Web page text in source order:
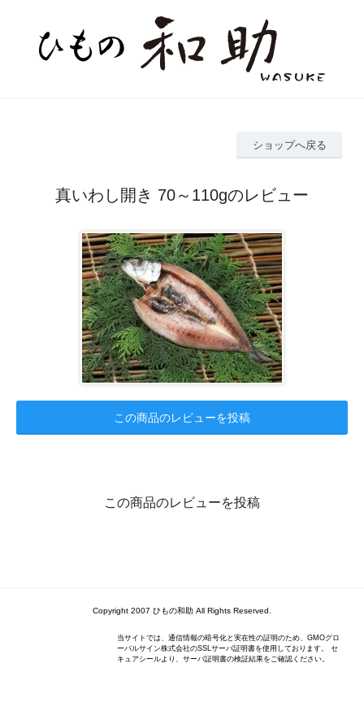
ショップへ戻る
真いわし開き 70～110gのレビュー
この商品のレビューを投稿
この商品のレビューを投稿
Copyright 2007 ひもの和助 All Rights Reserved.
当サイトでは、通信情報の暗号化と実在性の証明のため、GMOグロ
ーバルサイン株式会社のSSLサーバ証明書を使用しております。 セ
キュアシールより、サーバ証明書の検証結果をご確認ください。